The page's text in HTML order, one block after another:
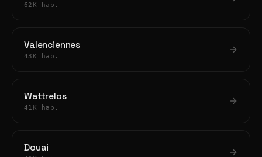
62K hab.
Valenciennes
43K hab.
Wattrelos
41K hab.
Douai